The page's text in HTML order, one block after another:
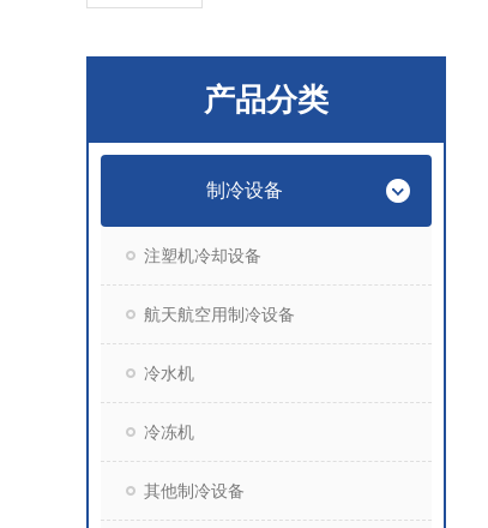
产品分类
制冷设备
注塑机冷却设备
航天航空用制冷设备
冷水机
冷冻机
其他制冷设备